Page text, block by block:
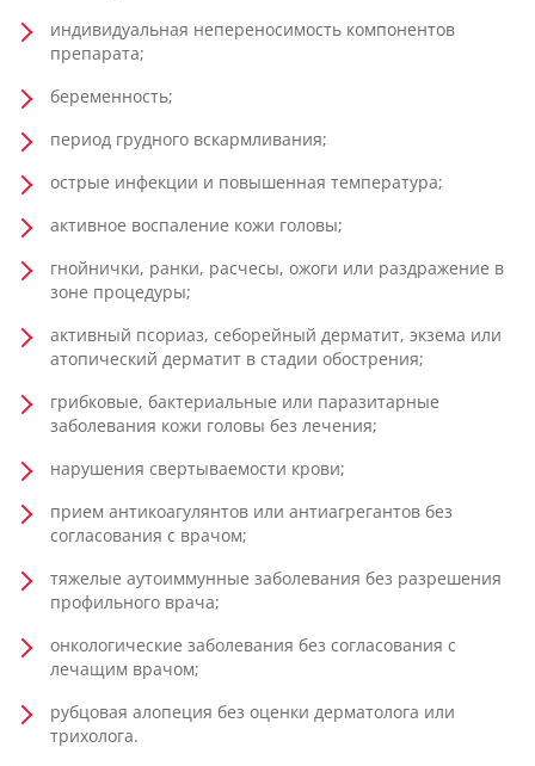
индивидуальная непереносимость компонентов
препарата;
беременность;
период грудного вскармливания;
острые инфекции и повышенная температура;
активное воспаление кожи головы;
гнойнички, ранки, расчесы, ожоги или раздражение в
зоне процедуры;
активный псориаз, себорейный дерматит, экзема или
атопический дерматит в стадии обострения;
грибковые, бактериальные или паразитарные
заболевания кожи головы без лечения;
нарушения свертываемости крови;
прием антикоагулянтов или антиагрегантов без
согласования с врачом;
тяжелые аутоиммунные заболевания без разрешения
профильного врача;
онкологические заболевания без согласования с
лечащим врачом;
рубцовая алопеция без оценки дерматолога или
трихолога.